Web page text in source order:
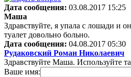
Дата сообщения: 03.08.2017 15:25
Маша
Здравствуйте, я упала с лошади и
туалет довольно больно.
Дата сообщения: 04.08.2017 05:30
Рудаковский Роман Николаевич
Здравствуйте Маша. Используйте
Ваше имя: